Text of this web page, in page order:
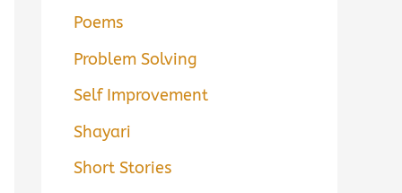
Poems
Problem Solving
Self Improvement
Shayari
Short Stories